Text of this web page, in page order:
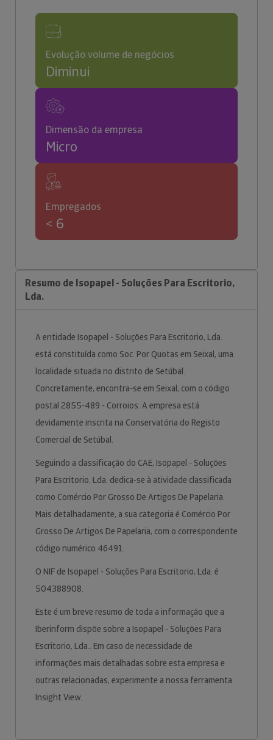
Evolução volume de negócios
Diminui
Dimensão da empresa
Micro
Empregados
< 6
Resumo de Isopapel - Soluções Para Escritorio,
Lda.
A entidade Isopapel - Soluções Para Escritorio, Lda.
está constituída como Soc. Por Quotas em Seixal, uma
localidade situada no distrito de Setúbal.
Concretamente, encontra-se em Seixal, com o código
postal 2855-489 - Corroios. A empresa está
devidamente inscrita na Conservatória do Registo
Comercial de Setúbal.
Seguindo a classificação do CAE, Isopapel - Soluções
Para Escritorio, Lda. dedica-se à atividade classificada
como Comércio Por Grosso De Artigos De Papelaria.
Mais detalhadamente, a sua categoria é Comércio Por
Grosso De Artigos De Papelaria, com o correspondente
código numérico 46491.
O NIF de Isopapel - Soluções Para Escritorio, Lda. é
504388908.
Este é um breve resumo de toda a informação que a
Iberinform dispõe sobre a Isopapel - Soluções Para
Escritorio, Lda.. Em caso de necessidade de
informações mais detalhadas sobre esta empresa e
outras relacionadas, experimente a nossa ferramenta
Insight View.